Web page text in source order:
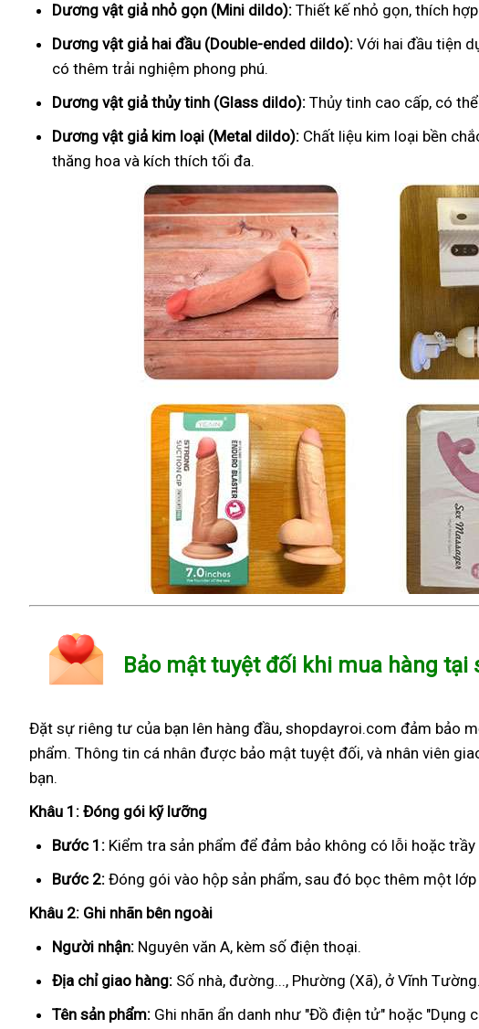
Dương vật giả nhỏ gọn (Mini dildo): Thiết kế nhỏ gọn, thích
Dương vật giả hai đầu (Double-ended dildo): Với hai đầu tiện
có thêm trải nghiệm phong phú.
Dương vật giả thủy tinh (Glass dildo): Thủy tinh cao cấp, có
Dương vật giả kim loại (Metal dildo): Chất liệu kim loại bền
thăng hoa và kích thích tối đa.
Bảo mật tuyệt đối khi mua hàng tại
Đặt sự riêng tư của bạn lên hàng đầu, shopdayroi.com đảm bảo
phẩm. Thông tin cá nhân được bảo mật tuyệt đối, và nhân viên
bạn.
Khâu 1: Đóng gói kỹ lưỡng
Bước 1: Kiểm tra sản phẩm để đảm bảo không có lỗi hoặc
Bước 2: Đóng gói vào hộp sản phẩm, sau đó bọc thêm một
Khâu 2: Ghi nhãn bên ngoài
Người nhận: Nguyên văn A, kèm số điện thoại.
Địa chỉ giao hàng: Số nhà, đường..., Phường (Xã), ở Vĩnh Tường.
Tên sản phẩm: Ghi nhãn ẩn danh như "Đồ điện tử" hoặc "Dụng